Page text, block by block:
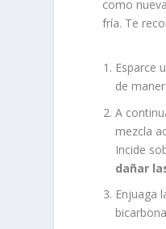
como
fría. Te
Esparce
de
A
mezcla
Incide
dañar
Enjuaga